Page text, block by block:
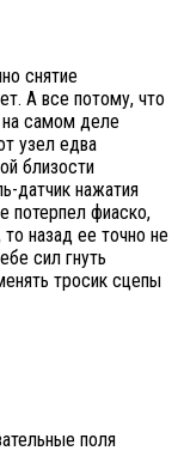
снятие
А все потому, что
самом деле
узел едва
близости
датчик нажатия
потерпел фиаско,
назад ее точно не
сил гнуть
тросик сцепы
поля